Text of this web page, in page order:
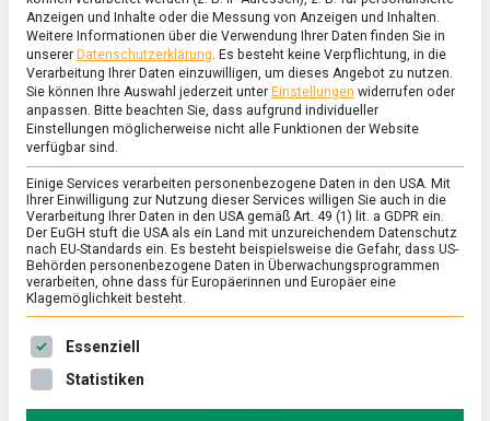
FEATURED/WISSEN
Clean, regional, koscher – zu Besuch
im jüdischen Restaurant
28. Oktober 2022
–
Jüdisches Essen ist mehr als Hummus.
Lebensmittelmagazin.de hat in München ein
Anzeigen und Inhalte oder die Messung von Anzeigen und Inhalten.
Weitere Informationen über die Verwendung Ihrer Daten finden Sie in
unserer Datenschutzerklärung. Es besteht keine Verpflichtung, in die
Verarbeitung Ihrer Daten einzuwilligen, um dieses Angebot zu nutzen.
Sie können Ihre Auswahl jederzeit unter Einstellungen widerrufen oder
anpassen. Bitte beachten Sie, dass aufgrund individueller
Einstellungen möglicherweise nicht alle Funktionen der Website
verfügbar sind.
Einige Services verarbeiten personenbezogene Daten in den USA. Mit
Ihrer Einwilligung zur Nutzung dieser Services willigen Sie auch in die
Verarbeitung Ihrer Daten in den USA gemäß Art. 49 (1) lit. a GDPR ein.
Der EuGH stuft die USA als ein Land mit unzureichendem Datenschutz
nach EU-Standards ein. Es besteht beispielsweise die Gefahr, dass US-
Behörden personenbezogene Daten in Überwachungsprogrammen
verarbeiten, ohne dass für Europäerinnen und Europäer eine
Klagemöglichkeit besteht.
Es folgt eine Liste der Service-Gruppen, für die eine
Essenziell
Statistiken